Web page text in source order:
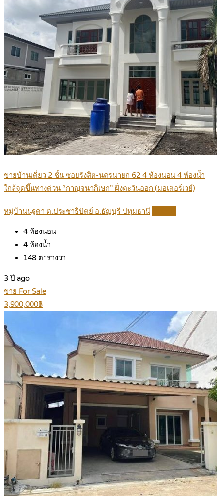
ขายบ้านเดี่ยว 2 ชั้น ซอยรังสิต-นครนายก 62 4 ห้องนอน 4 ห้องน้ำ
ใกล้จุดขึ้นทางด่วน “กาญจนาภิเษก” ฝั่งตะวันออก (มอเตอร์เวย์)
หมู่บ้านนฐดา ต.ประชาธิปัตย์ อ.ธัญบุรี ปทุมธานี
4 ห้องนอน
4 ห้องน้ำ
148 ตารางวา
3 ปี ago
ขาย For Sale
3,900,000฿